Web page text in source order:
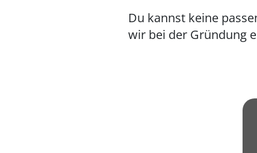
Du kannst keine
wir bei der Gründung